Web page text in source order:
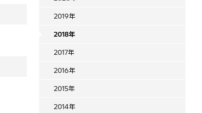
2019年
2018年
2017年
2016年
2015年
2014年